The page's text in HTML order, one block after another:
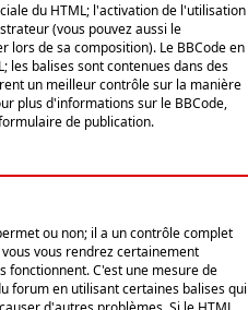
du HTML; l'activation de l'utilisation
(vous pouvez aussi le
lors de sa composition). Le BBCode en
les balises sont contenues dans des
un meilleur contrôle sur la manière
plus d'informations sur le BBCode,
de publication.
ou non; il a un contrôle complet
vous rendrez certainement
fonctionnent. C'est une mesure de
forum en utilisant certaines balises qui